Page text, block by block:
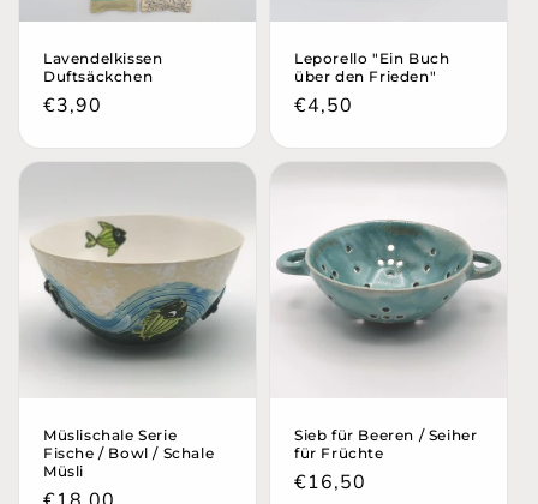
Lavendelkissen
Duftsäckchen
Normaler
€3,90
Leporello "Ein Buch
über den Frieden"
Normaler
€4,50
Müslischale Serie
Fische / Bowl / Schale
Müsli
Sieb für Beeren / Seiher
für Früchte
Normaler
€16,50